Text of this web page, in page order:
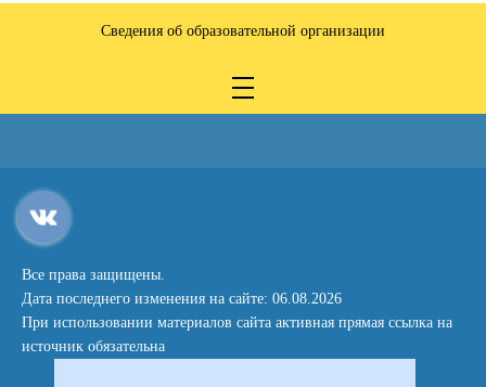
Сведения об образовательной организации
Все права защищены.
Дата последнего изменения на сайте: 06.08.2026
При использовании материалов сайта активная прямая ссылка на
источник обязательна